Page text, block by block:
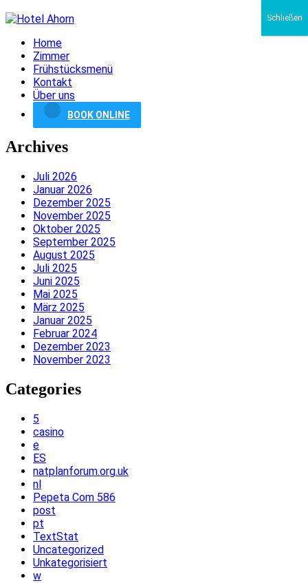
Home
Zimmer
Frühstücksmenü
Kontakt
Über uns
BOOK ONLINE
Archives
Juli 2026
Januar 2026
Dezember 2025
November 2025
Oktober 2025
September 2025
August 2025
Juli 2025
Juni 2025
Mai 2025
März 2025
Januar 2025
Februar 2024
Dezember 2023
November 2023
Categories
5
casino
e
ES
natplanforum.org.uk
nl
Pepeta Com 586
post
pt
TextStat
Uncategorized
Unkategorisiert
w
Schließen